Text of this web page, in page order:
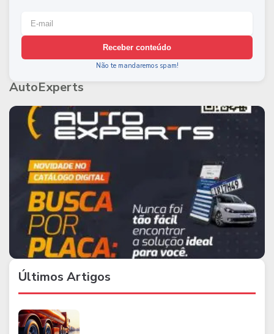
Receber conteúdo
Não te mandaremos spam!
AutoExperts
Últimos Artigos